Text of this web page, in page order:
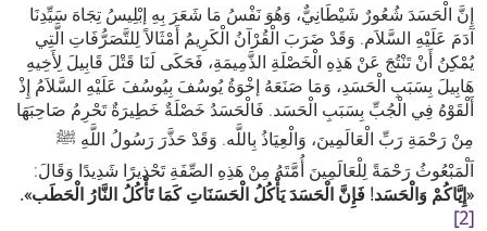
إِنَّ الْحَسَدَ شُعُورٌ شَيْطَانِيٌّ، وَهُوَ نَفْسُ مَا شَعَرَ بِهِ إبْلِيسُ تِجَاهَ سَيِّدِنَا
آدَمَ عَلَيْهِ السَّلاَم. وَقَدْ ضَرَبَ الْقُرْآنُ الْكَرِيمُ أَمْثَالاً لِلتَّصَرُّفَاتِ الَّتِي
يُمْكِنُ أَنْ تَنْتُجَ عَنْ هَذِهِ الْخَصْلَةِ الذَّمِيمَةِ، فَحَكَى لَنَا قَتْلَ قَابِيلَ لِأَخِيهِ
هَابِيلَ بِسَبَبِ الْحَسَدِ، وَمَا صَنَعَهُ إخْوَةُ يُوسُفَ بِيُوسُفَ عَلَيْهِ السَّلاَمُ إِذْ
أَلْقَوْهُ فِي الْجُبِّ بِسَبَبِ الْحَسَد. فَالْحَسَدُ خَصْلَةٌ خَطِيرَةٌ تَحْرِمُ صَاحِبَهَا
مِنْ رَحْمَةِ رَبِّ الْعَالَمِينَ، وَالْعِيَاذُ بِاللَّه. وَقَدْ حَذَّرَ رَسُولُ اللَّهِ ﷺ
اَلْمَبْعُوثُ رَحْمَةً لِلْعَالَمِينَ أُمَّتَهُ مِنْ هَذِهِ الصِّفَةِ تَحْذِيرًا شَدِيدًا وَقَالَ:
«إِيَّاكُمْ وَالْحَسَد! فَإِنَّ الْحَسَدَ يَأْكُلُ الْحَسَنَاتِ كَمَا تَأْكُلُ النَّارُ الْحَطَب».
[2]